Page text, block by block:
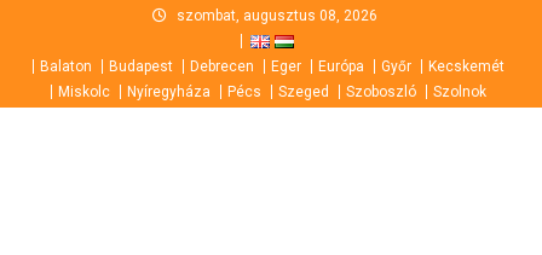
content
szombat, augusztus 08, 2026
Balaton Budapest Debrecen Eger Európa Győr
Kecskemét
Miskolc
Nyíregyháza Pécs Szeged Szoboszló Szolnok